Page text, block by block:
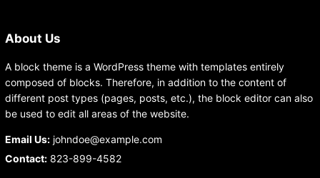
About Us
A block theme is a WordPress theme with templates entirely
composed of blocks. Therefore, in addition to the content of
different post types (pages, posts, etc.), the block editor can also
be used to edit all areas of the website.
Email Us:johndoe@example.com
Contact:823-899-4582